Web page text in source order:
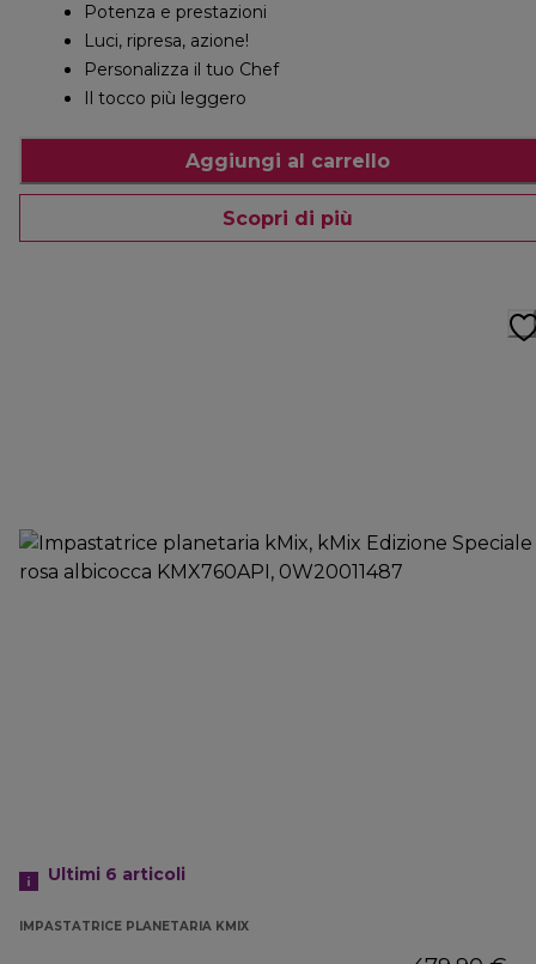
Potenza e prestazioni
Luci, ripresa, azione!
Personalizza il tuo Chef
Il tocco più leggero
Aggiungi al carrello
Scopri di più
Ultimi 6 articoli
IMPASTATRICE PLANETARIA KMIX